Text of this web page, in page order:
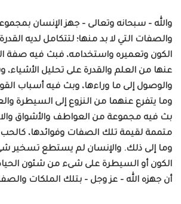
والله – سبحانه وتعالى – جهز الإنسان
والصفات التي لا بد منها؛ لتتكامل لديه
الكون وتعميره واستخدامه، فبث فيه صفة
عنها من العلم والقدرة على تحليل الأشياء،
والوصول إلى ما وراءها، وبث فيه أسباب
وما يتفرع عنهما من النزوع إلى السيطرة
بث فيه مجموعة من العواطف والأشواق
متممة لقيمة تلك الصفات وفوائدها،
وما إلى ذلك. والإنسان لم يستطع تسخير
الكون أو السيطرة على شىء من شئون
أن جهزه الله – عز وجل – بتلك الملكات